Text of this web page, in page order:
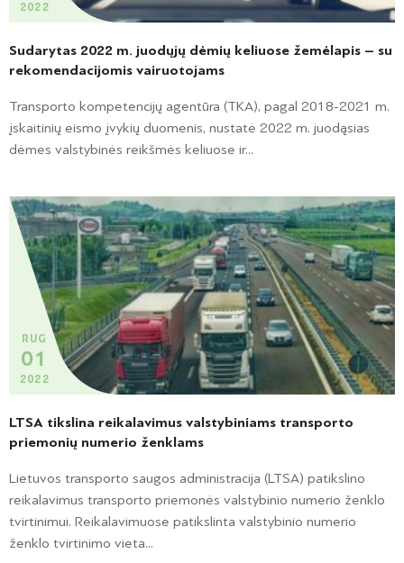
2022
Sudarytas 2022 m. juodųjų dėmių keliuose žemėlapis – su
rekomendacijomis vairuotojams
Transporto kompetencijų agentūra (TKA), pagal 2018-2021 m.
įskaitinių eismo įvykių duomenis, nustatė 2022 m. juodąsias
dėmes valstybinės reikšmės keliuose ir...
RUG
01
2022
LTSA tikslina reikalavimus valstybiniams transporto
priemonių numerio ženklams
Lietuvos transporto saugos administracija (LTSA) patikslino
reikalavimus transporto priemonės valstybinio numerio ženklo
tvirtinimui. Reikalavimuose patikslinta valstybinio numerio
ženklo tvirtinimo vieta...